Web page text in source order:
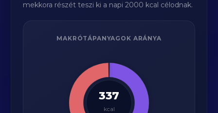
mekkora részét teszi ki a napi 2000 kcal célodnak.
MAKRÓTÁPANYAGOK ARÁNYA
337
kcal